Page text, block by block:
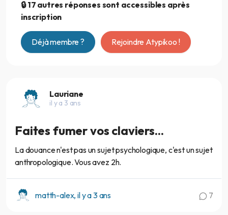
🔒 17 autres réponses sont accessibles après
inscription
Déjà membre ? Rejoindre Atypikoo !
Lauriane
il y a 3 ans
Faites fumer vos claviers...
La douance n'est pas un sujet psychologique, c'est un sujet
anthropologique. Vous avez 2h.
matth-alex, il y a 3 ans 7